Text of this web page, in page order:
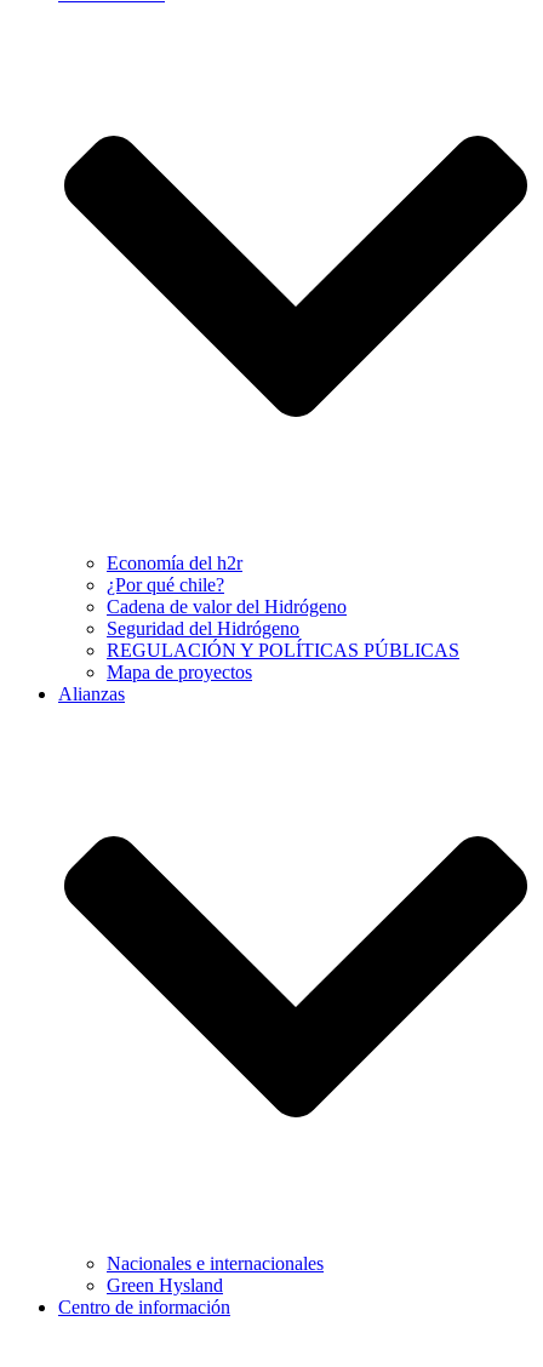
Economía del h2r
¿Por qué chile?
Cadena de valor del Hidrógeno
Seguridad del Hidrógeno
REGULACIÓN Y POLÍTICAS PÚBLICAS
Mapa de proyectos
Alianzas
Nacionales e internacionales
Green Hysland
Centro de información